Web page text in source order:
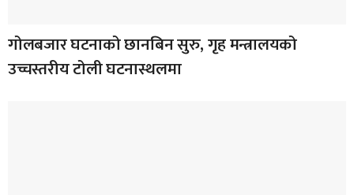
गोलबजार घटनाको छानबिन सुरु, गृह मन्त्रालयको
उच्चस्तरीय टोली घटनास्थलमा